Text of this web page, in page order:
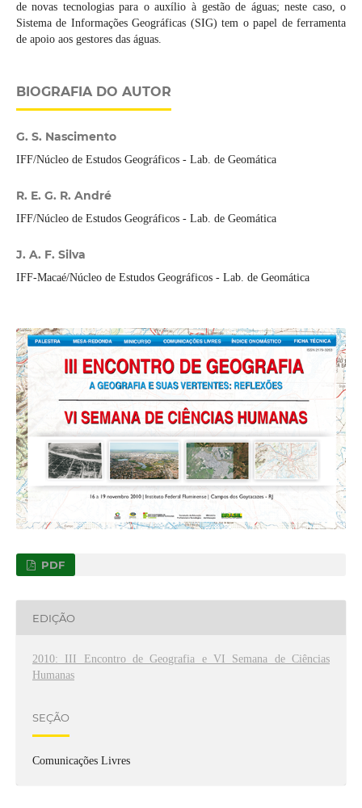
de novas tecnologias para o auxílio à gestão de águas; neste caso, o
Sistema de Informações Geográficas (SIG) tem o papel de ferramenta
de apoio aos gestores das águas.
BIOGRAFIA DO AUTOR
G. S. Nascimento
IFF/Núcleo de Estudos Geográficos - Lab. de Geomática
R. E. G. R. André
IFF/Núcleo de Estudos Geográficos - Lab. de Geomática
J. A. F. Silva
IFF-Macaé/Núcleo de Estudos Geográficos - Lab. de Geomática
PDF
EDIÇÃO
2010: III Encontro de Geografia e VI Semana de Ciências
Humanas
SEÇÃO
Comunicações Livres